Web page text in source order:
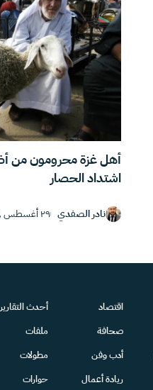
أهل غزة محرومون من
اشتداد الحصار
نادر الصفدي ٢٩ أغسطس ,٢٠١٧
اقتصاد
صحافة
أدب وفن
ريادة أعمال
أحدث التقارير
ملفات
مطولات
حوارات